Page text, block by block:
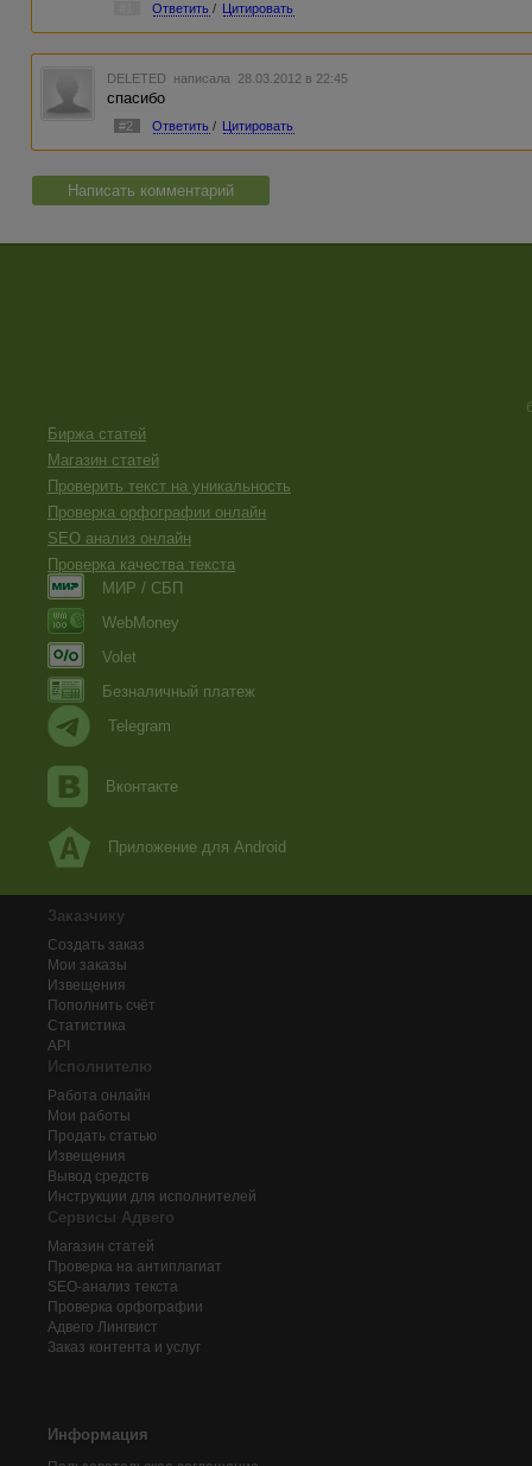
Ответить / Цитировать
DELETED написала 28.03.2012 в 22:45
спасибо
#2 Ответить / Цитировать
Написать комментарий
Биржа статей
Магазин статей
Проверить текст на уникальность
Проверка орфографии онлайн
SEO анализ онлайн
Проверка качества текста
МИР / СБП
WebMoney
Volet
Безналичный платеж
Telegram
Вконтакте
Приложение для Android
Заказчику
Создать заказ
Мои заказы
Извещения
Пополнить счёт
Статистика
API
Исполнителю
Работа онлайн
Мои работы
Продать статью
Извещения
Вывод средств
Инструкции для исполнителей
Сервисы Адвего
Магазин статей
Проверка на антиплагиат
SEO-анализ текста
Проверка орфографии
Адвего Лингвист
Заказ контента и услуг
Информация